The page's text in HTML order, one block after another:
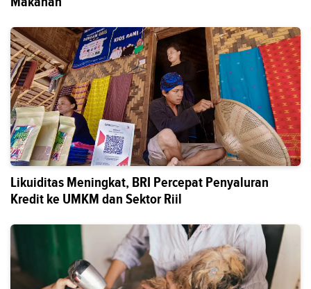
Likuiditas Meningkat, BRI Percepat Penyaluran
Kredit ke UMKM dan Sektor Riil